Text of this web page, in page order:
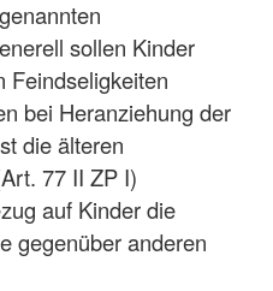
sollen Kinder
Feindseligkeiten
bei Heranziehung der
die älteren
77 II ZP I)
auf Kinder die
gegenüber anderen